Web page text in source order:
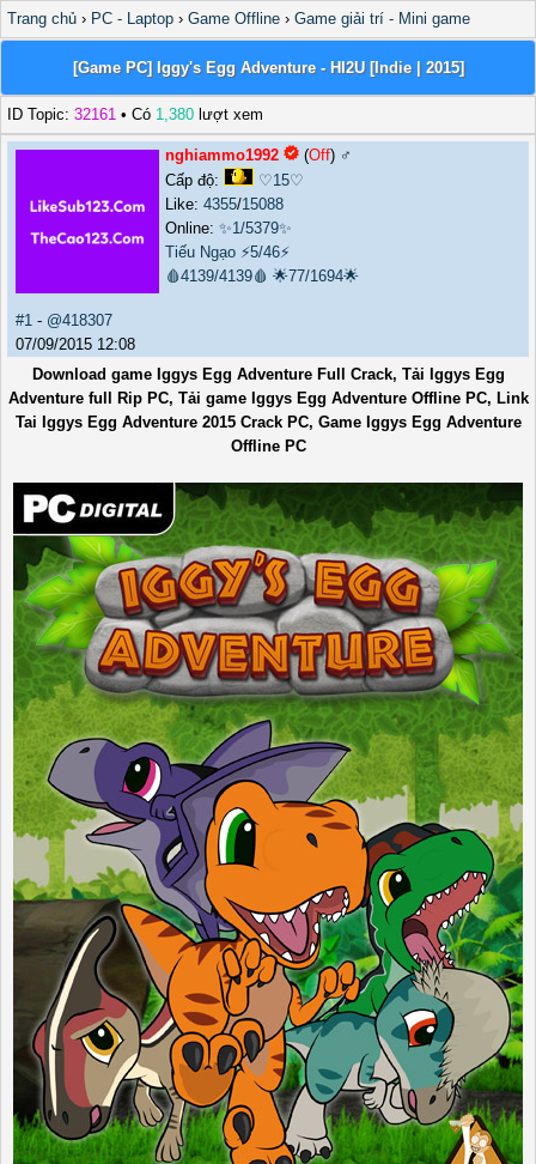
Trang chủ › PC - Laptop › Game Offline › Game giải trí - Mini game
[Game PC] Iggy's Egg Adventure - HI2U [Indie | 2015]
ID Topic: 32161 • Có 1,380 lượt xem
nghiammo1992 (Off) ♂️
Cấp độ:
♡15♡
Like: 4355/15088
Online: ✨1/5379✨
Tiếu Ngạo ⚡5/46⚡
🩸4139/4139🩸 🌟77/1694🌟
#1 - @418307
07/09/2015 12:08
Download game Iggys Egg Adventure Full Crack, Tải Iggys Egg
Adventure full Rip PC, Tải game Iggys Egg Adventure Offline PC, Link
Tai Iggys Egg Adventure 2015 Crack PC, Game Iggys Egg Adventure
Offline PC